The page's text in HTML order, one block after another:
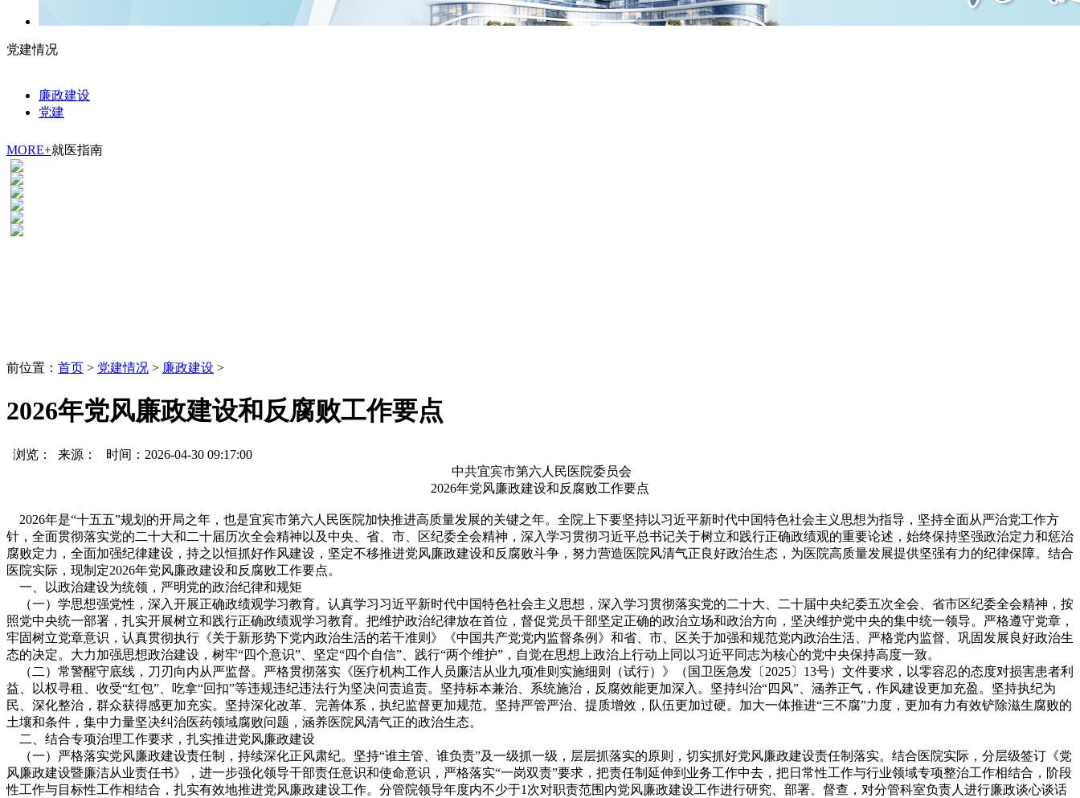
党建情况
廉政建设
党建
MORE+就医指南
前位置： 首页 > 党建情况 > 廉政建设 >
2026年党风廉政建设和反腐败工作要点
浏览：
来源： 时间：2026-04-30 09:17:00
中共宜宾市第六人民医院委员会
2026年党风廉政建设和反腐败工作要点
2026年是“十五五”规划的开局之年，也是宜宾市第六人民医院加快推进高质量发展的关键之年。全院上下要坚持以习近平新时代中国特色社会主义思想为指导，坚持全面从严治党工作方
针，全面贯彻落实党的二十大和二十届历次全会精神以及中央、省、市、区纪委全会精神，深入学习贯彻习近平总书记关于树立和践行正确政绩观的重要论述，始终保持坚强政治定力和惩治
腐败定力，全面加强纪律建设，持之以恒抓好作风建设，坚定不移推进党风廉政建设和反腐败斗争，努力营造医院风清气正良好政治生态，为医院高质量发展提供坚强有力的纪律保障。结合
医院实际，现制定2026年党风廉政建设和反腐败工作要点。
一、以政治建设为统领，严明党的政治纪律和规矩
（一）学思想强党性，深入开展正确政绩观学习教育。认真学习习近平新时代中国特色社会主义思想，深入学习贯彻落实党的二十大、二十届中央纪委五次全会、省市区纪委全会精神，按
照党中央统一部署，扎实开展树立和践行正确政绩观学习教育。把维护政治纪律放在首位，督促党员干部坚定正确的政治立场和政治方向，坚决维护党中央的集中统一领导。严格遵守党章，
牢固树立党章意识，认真贯彻执行《关于新形势下党内政治生活的若干准则》《中国共产党党内监督条例》和省、市、区关于加强和规范党内政治生活、严格党内监督、巩固发展良好政治生
态的决定。大力加强思想政治建设，树牢“四个意识”、坚定“四个自信”、践行“两个维护”，自觉在思想上政治上行动上同以习近平同志为核心的党中央保持高度一致。
（二）常警醒守底线，刀刃向内从严监督。严格贯彻落实《医疗机构工作人员廉洁从业九项准则实施细则（试行）》（国卫医急发〔2025〕13号）文件要求，以零容忍的态度对损害患者利
益、以权寻租、收受“红包”、吃拿“回扣”等违规违纪违法行为坚决问责追责。坚持标本兼治、系统施治，反腐效能更加深入。坚持纠治“四风”、涵养正气，作风建设更加充盈。坚持执纪为
民、深化整治，群众获得感更加充实。坚持深化改革、完善体系，执纪监督更加规范。坚持严管严治、提质增效，队伍更加过硬。加大一体推进“三不腐”力度，更加有力有效铲除滋生腐败的
土壤和条件，集中力量坚决纠治医药领域腐败问题，涵养医院风清气正的政治生态。
二、结合专项治理工作要求，扎实推进党风廉政建设
（一）严格落实党风廉政建设责任制，持续深化正风肃纪。坚持“谁主管、谁负责”及一级抓一级，层层抓落实的原则，切实抓好党风廉政建设责任制落实。结合医院实际，分层级签订《党
风廉政建设暨廉洁从业责任书》，进一步强化领导干部责任意识和使命意识，严格落实“一岗双责”要求，把责任制延伸到业务工作中去，把日常性工作与行业领域专项整治工作相结合，阶段
性工作与目标性工作相结合，扎实有效地推进党风廉政建设工作。分管院领导年度内不少于1次对职责范围内党风廉政建设工作进行研究、部署、督查，对分管科室负责人进行廉政谈心谈话